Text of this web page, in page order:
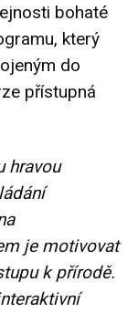
bohaté
který
do
přístupná
hravou
je motivovat
k přírodě.